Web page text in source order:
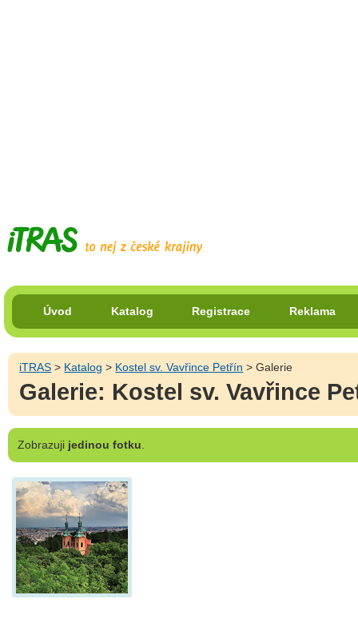
Úvod Katalog Registrace Reklama
iTRAS > Katalog > Kostel sv. Vavřince Petřín > Galerie
Galerie: Kostel sv. Vavřince
Zobrazuji jedinou fotku